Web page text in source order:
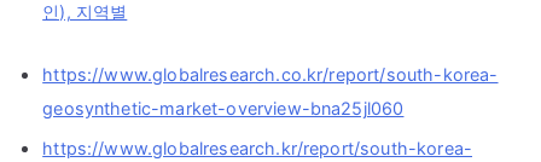
인), 지역별
https://www.globalresearch.co.kr/report/south-korea-
geosynthetic-market-overview-bna25jl060
https://www.globalresearch.kr/report/south-korea-